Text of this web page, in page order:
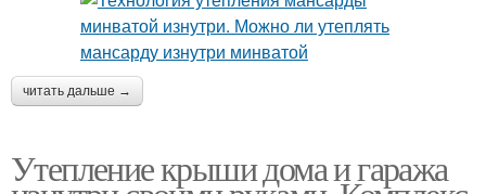
читать дальше →
Утепление крыши дома и гаража